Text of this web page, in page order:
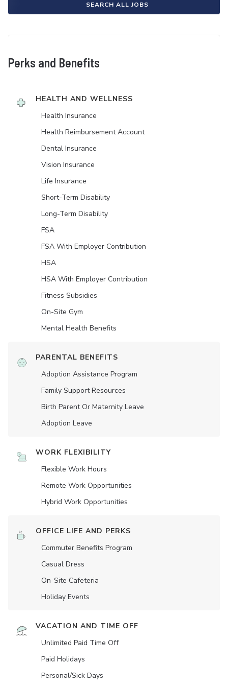
SEARCH ALL JOBS
Perks and Benefits
HEALTH AND WELLNESS
Health Insurance
Health Reimbursement Account
Dental Insurance
Vision Insurance
Life Insurance
Short-Term Disability
Long-Term Disability
FSA
FSA With Employer Contribution
HSA
HSA With Employer Contribution
Fitness Subsidies
On-Site Gym
Mental Health Benefits
PARENTAL BENEFITS
Adoption Assistance Program
Family Support Resources
Birth Parent Or Maternity Leave
Adoption Leave
WORK FLEXIBILITY
Flexible Work Hours
Remote Work Opportunities
Hybrid Work Opportunities
OFFICE LIFE AND PERKS
Commuter Benefits Program
Casual Dress
On-Site Cafeteria
Holiday Events
VACATION AND TIME OFF
Unlimited Paid Time Off
Paid Holidays
Personal/Sick Days